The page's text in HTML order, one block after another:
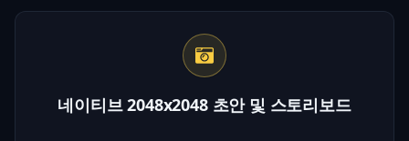
네이티브 2048x2048 초안 및 스토리보드